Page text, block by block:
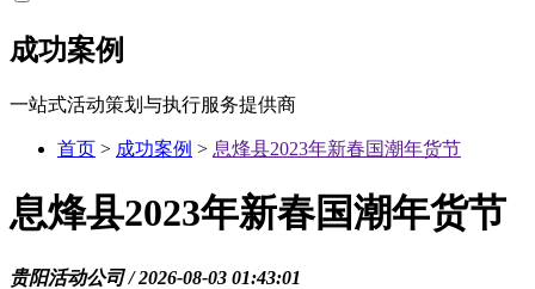
成功案例
一站式活动策划与执行服务提供商
首页 > 成功案例 > 息烽县2023年新春国潮年货节
息烽县2023年新春国潮年货节
贵阳活动公司 / 2026-08-03 01:43:01